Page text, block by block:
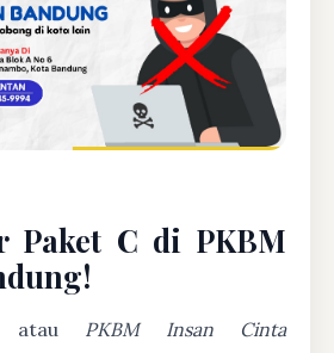
Paket C di PKBM
atau PKBM Insan Cinta